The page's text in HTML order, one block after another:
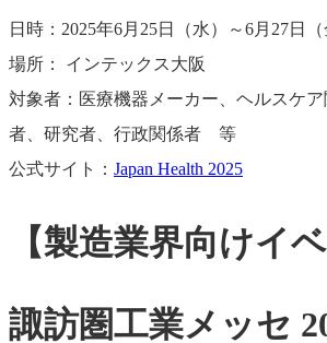
日時：2025年6月25日（水）～6月27日（
場所： インテックス大阪
対象者：医療機器メーカー、ヘルスケ
者、研究者、行政関係者 等
公式サイト： Japan Health 2025
【製造業界向けイ
諏訪圏工業メッセ